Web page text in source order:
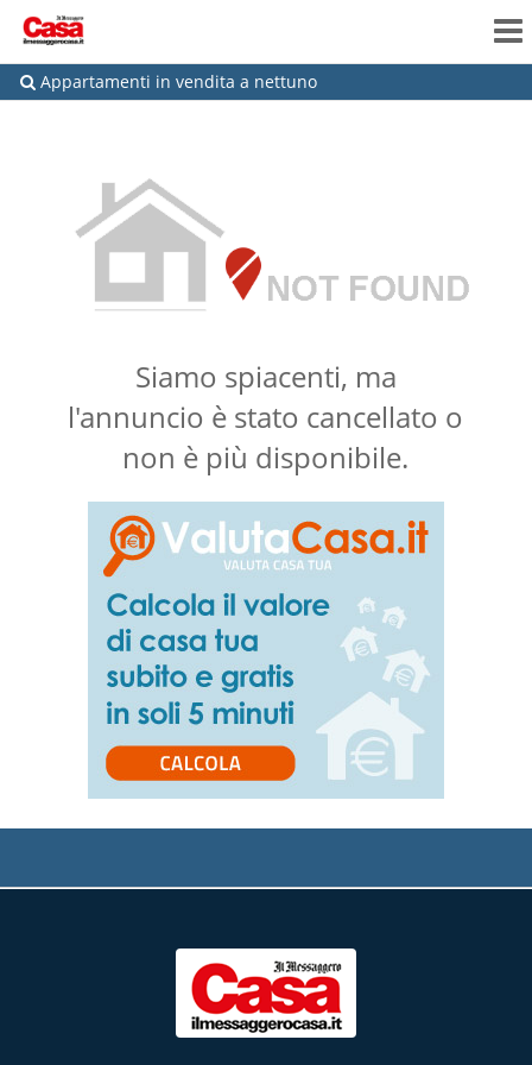
Appartamenti in vendita a nettuno
Siamo spiacenti, ma
l'annuncio è stato cancellato o
non è più disponibile.